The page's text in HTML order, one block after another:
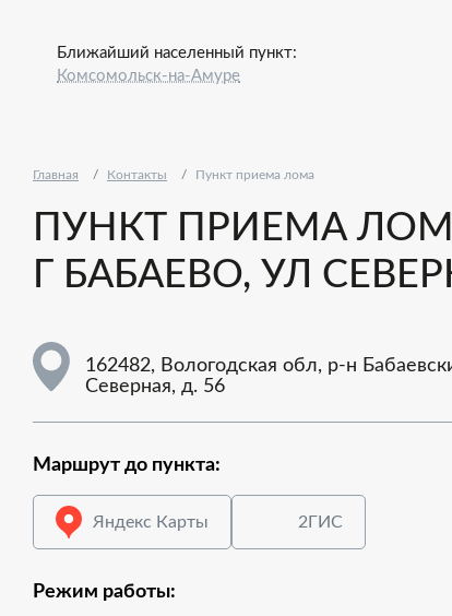
Ближайший населенный пункт:
Комсомольск-на-Амуре
Главная Контакты Пункт приема лома
ПУНКТ ПРИЕМА
Г БАБАЕВО, УЛ
162482, Вологодская обл, р-н
Северная, д. 56
Маршрут до пункта:
Яндекс Карты 2ГИС
Режим работы: